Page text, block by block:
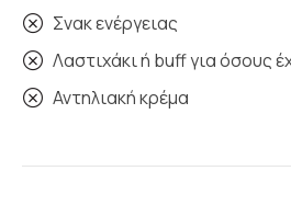
Σνακ ενέργειας
Λαστιχάκι ή buff για όσους
Αντηλιακή κρέμα